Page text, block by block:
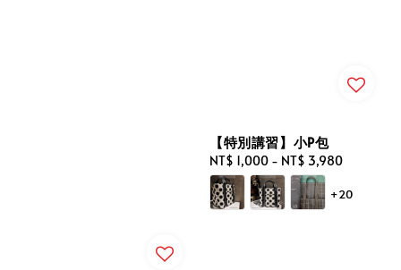
【特別講習】小P包
Regular
price
NT$ 1,000 - NT$ 3,980
+20